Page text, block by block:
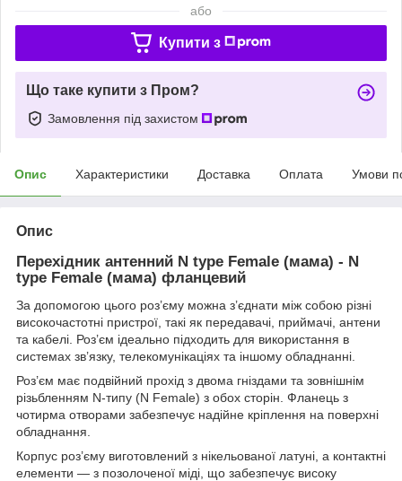
або
Купити з
Що таке купити з Пром?
Замовлення під захистом
Опис Характеристики Доставка Оплата Умови
Опис
Перехідник антенний N type Female (мама) - N
type Female (мама) фланцевий
За допомогою цього роз’єму можна з’єднати між собою різні
високочастотні пристрої, такі як передавачі, приймачі, антени
та кабелі. Роз’єм ідеально підходить для використання в
системах зв’язку, телекомунікаціях та іншому обладнанні.
Роз’єм має подвійний прохід з двома гніздами та зовнішнім
різьбленням N-типу (N Female) з обох сторін. Фланець з
чотирма отворами забезпечує надійне кріплення на поверхні
обладнання.
Корпус роз’єму виготовлений з нікельованої латуні, а контактні
елементи — з позолоченої міді, що забезпечує високу